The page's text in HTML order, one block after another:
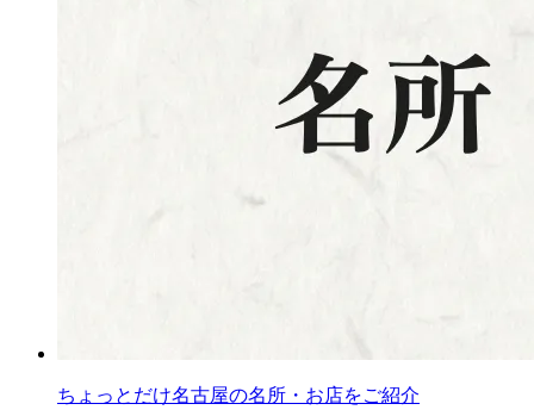
ちょっとだけ名古屋の名所・お店をご紹介